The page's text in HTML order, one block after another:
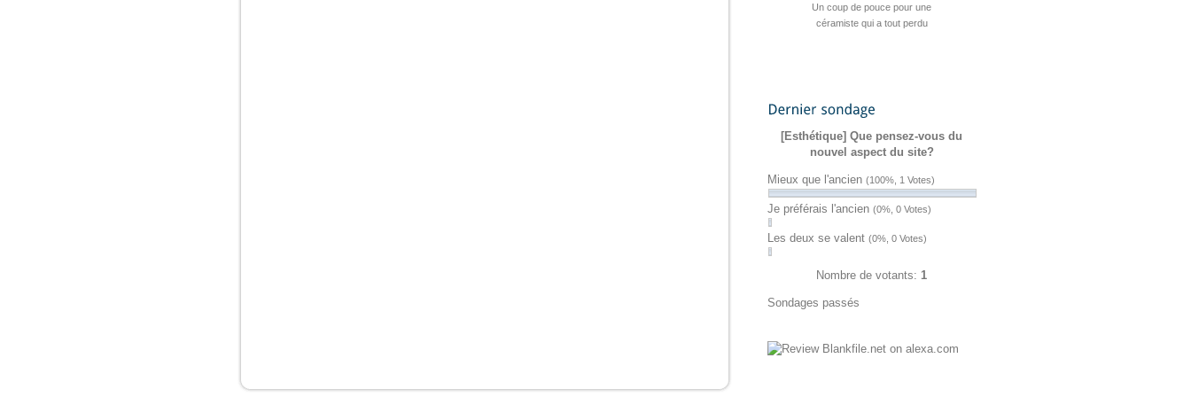
Une cyberattaque vise plus de 30
réseaux d’eau
L’UE valide une initiative contre
l’identité numérique
Sanction de 23andMe après une fuite
de données
Un coup de pouce pour une
céramiste qui a tout perdu
Cyber’Smile : la playlist d’été de
Cyber actualités ZATAZ de la
semaine du 27 juillet au 2 août 2026
Un pirate revendique un accès au
CRM d’ENI
Hacktivisme : une fuite
Control ressort du darkweb !
Quatre jeux cyber pour stimuler vos
vacances
Planity visée par une vente
présumée de données piratées
[Esthétique] Que pensez-vous du
nouvel aspect du site?
Mieux que l'ancien (100%, 1 Votes)
Je préférais l'ancien (0%, 0 Votes)
Les deux se valent (0%, 0 Votes)
Nombre de votants: 1
Sondages passés